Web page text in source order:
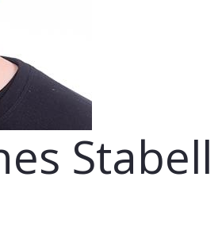
Stabell